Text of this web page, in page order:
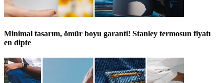
Minimal tasarım, ömür boyu garanti! Stanley termosun fiyatı
en dipte